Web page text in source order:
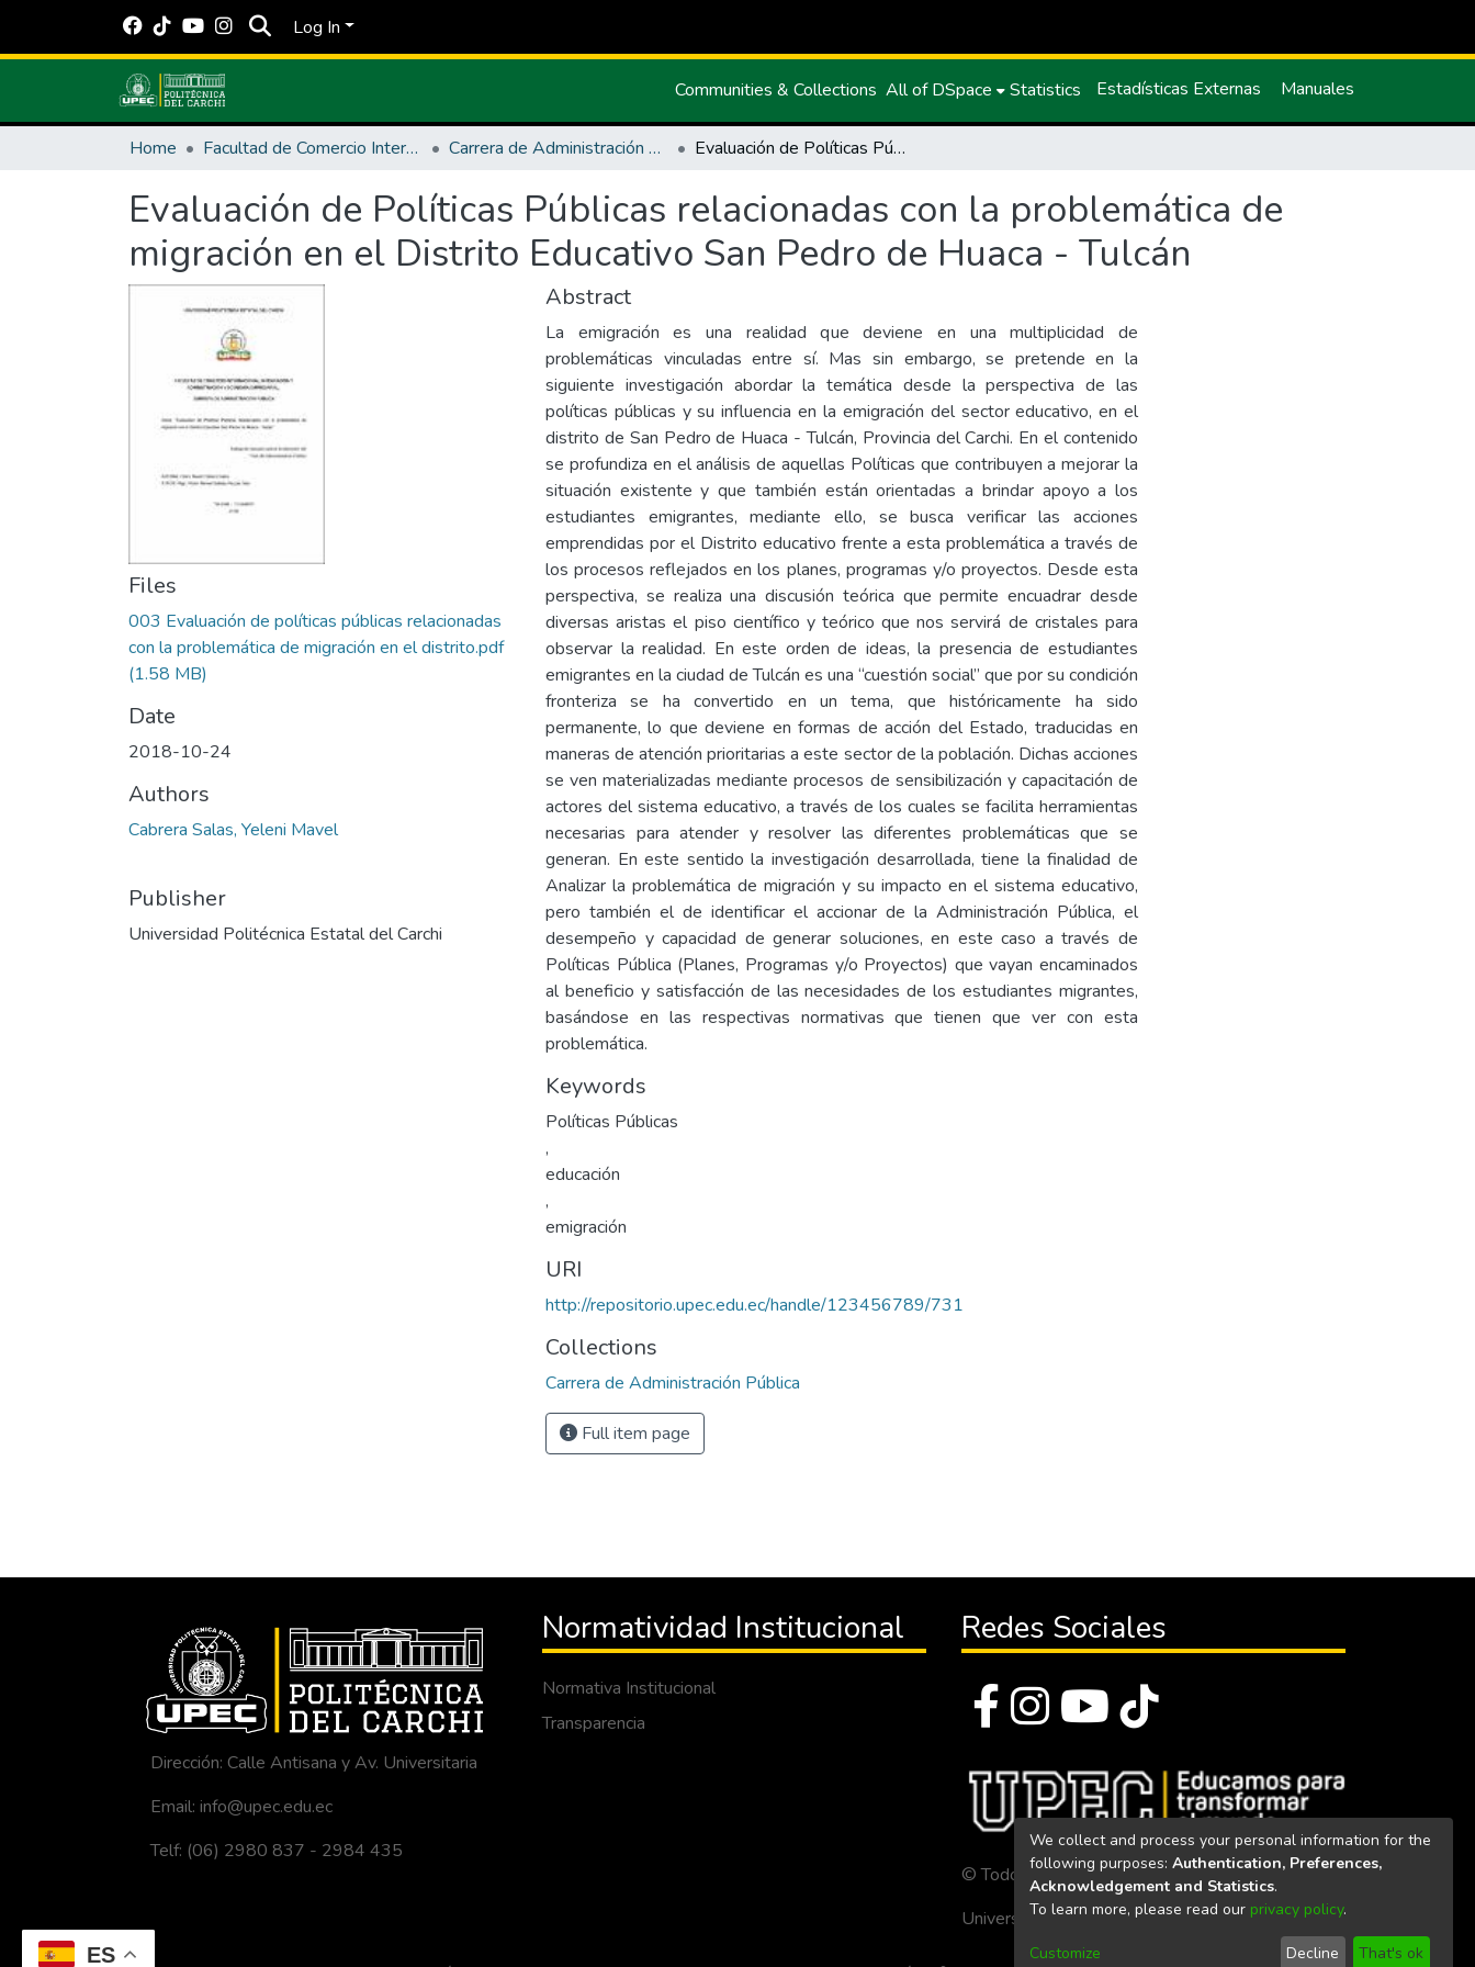
ES
Log In
Communities & Collections All of DSpace Statistics Estadísticas Externas Manuales
Home Facultad de Comercio Internacional, Integración, Administración y Economía Empresarial Carrera de Administración Pública Evaluación de Políticas Públicas relacionadas con la problemática de migración en el Distrito Educativo San Pedro de Huaca - Tulcán
Evaluación de Políticas Públicas relacionadas con la problemática de
migración en el Distrito Educativo San Pedro de Huaca - Tulcán
Files
003 Evaluación de políticas públicas relacionadas
con la problemática de migración en el distrito.pdf
(1.58 MB)
Date
2018-10-24
Authors
Cabrera Salas, Yeleni Mavel
Publisher
Universidad Politécnica Estatal del Carchi
Abstract
La emigración es una realidad que deviene en una multiplicidad de
problemáticas vinculadas entre sí. Mas sin embargo, se pretende en la
siguiente investigación abordar la temática desde la perspectiva de las
políticas públicas y su influencia en la emigración del sector educativo, en el
distrito de San Pedro de Huaca - Tulcán, Provincia del Carchi. En el contenido
se profundiza en el análisis de aquellas Políticas que contribuyen a mejorar la
situación existente y que también están orientadas a brindar apoyo a los
estudiantes emigrantes, mediante ello, se busca verificar las acciones
emprendidas por el Distrito educativo frente a esta problemática a través de
los procesos reflejados en los planes, programas y/o proyectos. Desde esta
perspectiva, se realiza una discusión teórica que permite encuadrar desde
diversas aristas el piso científico y teórico que nos servirá de cristales para
observar la realidad. En este orden de ideas, la presencia de estudiantes
emigrantes en la ciudad de Tulcán es una “cuestión social” que por su condición
fronteriza se ha convertido en un tema, que históricamente ha sido
permanente, lo que deviene en formas de acción del Estado, traducidas en
maneras de atención prioritarias a este sector de la población. Dichas acciones
se ven materializadas mediante procesos de sensibilización y capacitación de
actores del sistema educativo, a través de los cuales se facilita herramientas
necesarias para atender y resolver las diferentes problemáticas que se
generan. En este sentido la investigación desarrollada, tiene la finalidad de
Analizar la problemática de migración y su impacto en el sistema educativo,
pero también el de identificar el accionar de la Administración Pública, el
desempeño y capacidad de generar soluciones, en este caso a través de
Políticas Pública (Planes, Programas y/o Proyectos) que vayan encaminados
al beneficio y satisfacción de las necesidades de los estudiantes migrantes,
basándose en las respectivas normativas que tienen que ver con esta
problemática.
Keywords
Políticas Públicas
,
educación
,
emigración
URI
http://repositorio.upec.edu.ec/handle/123456789/731
Collections
Carrera de Administración Pública
Full item page
Dirección: Calle Antisana y Av. Universitaria
Email: info@upec.edu.ec
Telf: (06) 2980 837 - 2984 435
Normatividad Institucional
Normativa Institucional
Transparencia
Redes Sociales
© Todos los derechos reservados 2023
Universidad Politécnica Estatal del Carchi
We collect and process your personal information for the
following purposes: Authentication, Preferences,
Acknowledgement and Statistics.
To learn more, please read our privacy policy.
Customize Decline That's ok